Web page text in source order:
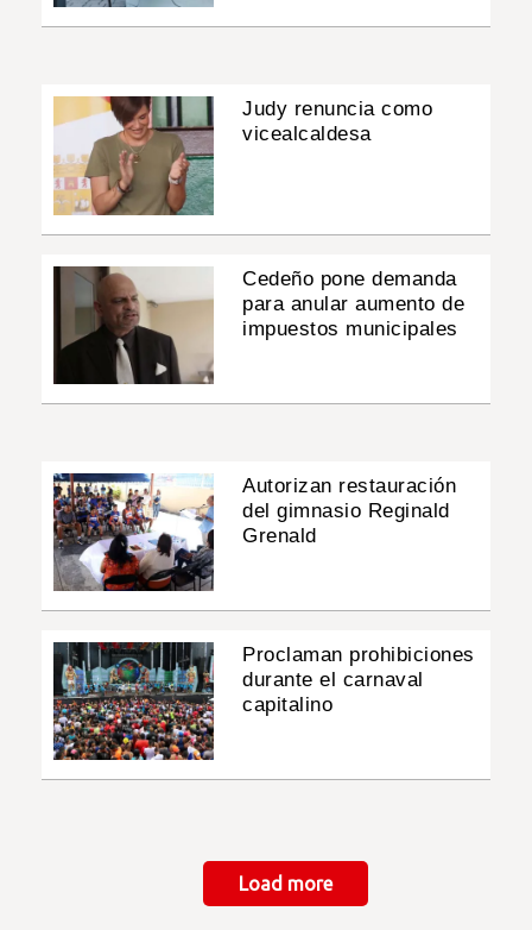
Judy renuncia como
vicealcaldesa
Cedeño pone demanda
para anular aumento de
impuestos municipales
Autorizan restauración
del gimnasio Reginald
Grenald
Proclaman prohibiciones
durante el carnaval
capitalino
Load more